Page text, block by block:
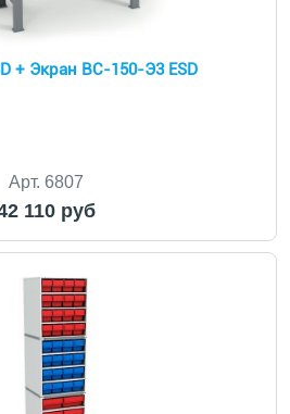
+ Экран ВС-150-Э3 ESD
Арт. 6807
110 руб